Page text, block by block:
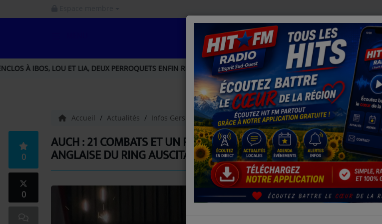
PERROQUETS ENFIN RÉUNIS APRÈS DES SEMAINES DE RECHERCHE JUILLET 2026 : CHALEUR
ACCUEIL
INFOS NORD GASCOGNE
INFOS HAUTES - PYRÉNÉES
LA RADIO
PODCAST
Accueil Actualités Infos Gers Auch : 21 combats et un retour attendu pour le gala
AUCH : 21 COMBATS ET UN RETOUR ATTENDU POUR LE GALA DE
ANGLAISE DU RING AUSCITAIN
0
0